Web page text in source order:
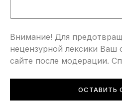
Внимание! Для
нецензурной лексики Ваш
сайте после модерации.
ОСТАВИТЬ